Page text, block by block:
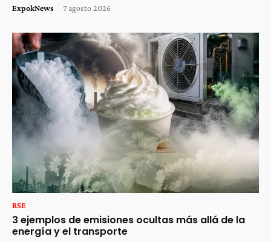
ExpokNews - 7 agosto 2026
RSE
3 ejemplos de emisiones ocultas más allá de la
energía y el transporte